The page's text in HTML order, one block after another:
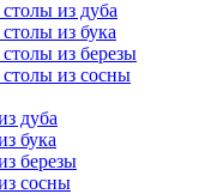
из дуба
из бука
из березы
из сосны
дуба
бука
березы
сосны